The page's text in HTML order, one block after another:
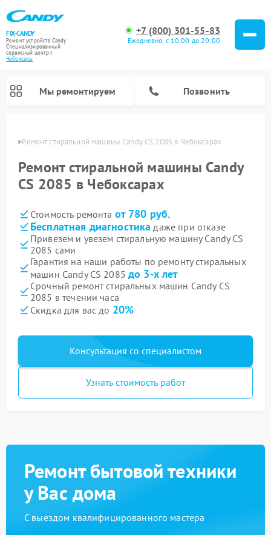
FIX-CANDY
Ремонт устройств Candy
Специализированный
cервисный центр г.
Чебоксары
+7 (800) 301-55-83
Ежедневно, с 10:00 до 20:00
Мы ремонтируем Позвонить
Ремонт стиральной машины Candy CS 2085 в Чебоксарах
Ремонт стиральной машины Candy
CS 2085 в Чебоксарах
Стоимость ремонта от 780 руб.
Бесплатная диагностика даже при отказе
Привезем и увезем стиральную машину Candy CS
2085 сами
Гарантия на наши работы по ремонту стиральных
машин Candy CS 2085 до 3-х лет
Срочный ремонт стиральных машин Candy CS
2085 в течении часа
Скидка для вас до 20%
Консультация со специалистом
Узнать стоимость работ
Ремонт бытовой техники
у Вас дома
С выездом квалифицированного мастера